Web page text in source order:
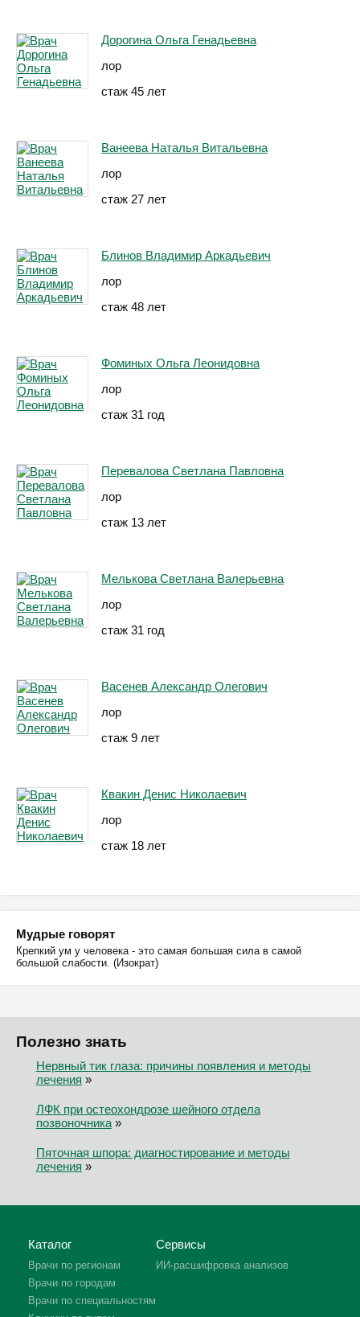
Дорогина Ольга Генадьевна
лор
стаж 45 лет
Ванеева Наталья Витальевна
лор
стаж 27 лет
Блинов Владимир Аркадьевич
лор
стаж 48 лет
Фоминых Ольга Леонидовна
лор
стаж 31 год
Перевалова Светлана Павловна
лор
стаж 13 лет
Мелькова Светлана Валерьевна
лор
стаж 31 год
Васенев Александр Олегович
лор
стаж 9 лет
Квакин Денис Николаевич
лор
стаж 18 лет
Мудрые говорят
Крепкий ум у человека - это самая большая сила в самой
большой слабости. (Изократ)
Полезно знать
Нервный тик глаза: причины появления и методы
лечения »
ЛФК при остеохондрозе шейного отдела
позвоночника»
Пяточная шпора: диагностирование и методы
лечения »
Каталог
Врачи по регионам
Врачи по городам
Врачи по специальностям
Сервисы
ИИ-расшифровка анализов